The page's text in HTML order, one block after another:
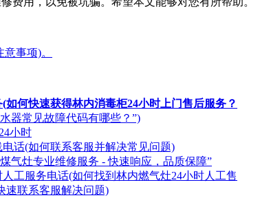
事项)。
如何快速获得林内消毒柜24小时上门售后服务？
器常见故障代码有哪些？”)
小时
话(如何联系客服并解决常见问题)
气灶专业维修服务 - 快速响应，品质保障”
工服务电话(如何找到林内燃气灶24小时人工售
速联系客服解决问题)